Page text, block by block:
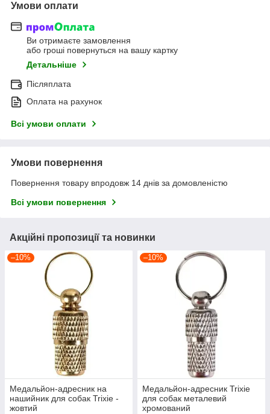
Умови оплати
Ви отримаєте замовлення
або гроші повернуться на вашу картку
Детальніше
Післяплата
Оплата на рахунок
Всі умови оплати
Умови повернення
Повернення товару впродовж 14 днів за домовленістю
Всі умови повернення
Акційні пропозиції та новинки
–10%
Медальйон-адресник на
нашийник для собак Trixie -
жовтий
–10%
Медальйон-адресник Trixie
для собак металевий
хромований